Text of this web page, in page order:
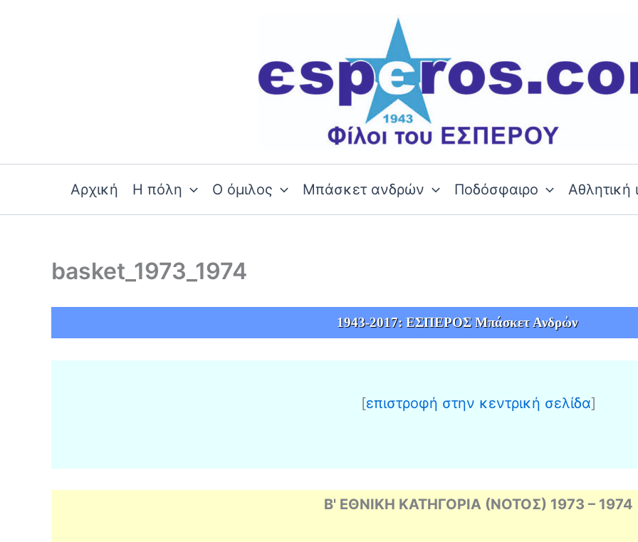
Αρχική Η πόλη Ο όμιλος Μπάσκετ ανδρών Ποδόσφαιρο Αθλητική
basket_1973_1974
1943-2017: ΕΣΠΕΡΟΣ Μπάσκετ Ανδρὠν
[επιστροφή στην κεντρική σελίδα]
Β' ΕΘΝΙΚΗ ΚΑΤΗΓΟΡΙΑ (ΝΟΤΟΣ) 1973 – 1974